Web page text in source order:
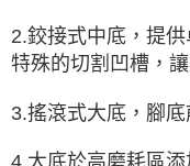
2.鉸接式中底，提
特殊的切割凹槽，
3.搖滾式大底，腳
4.大底於高磨耗區